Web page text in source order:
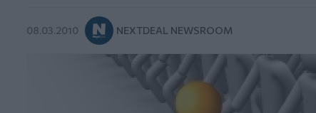
08.03.2010 NEXTDEAL NEWSROOM